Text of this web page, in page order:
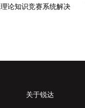
论知识竞赛系统解决
关于锐达